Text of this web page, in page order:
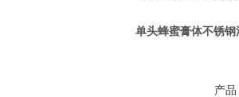
单头蜂蜜膏体不锈钢
产品